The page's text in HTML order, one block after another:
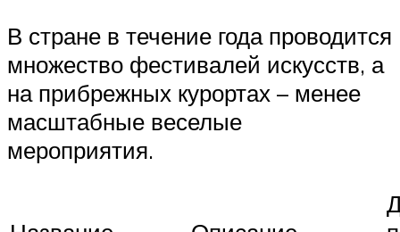
В стране в течение года проводится
множество фестивалей искусств, а
на прибрежных курортах – менее
масштабные веселые
мероприятия.